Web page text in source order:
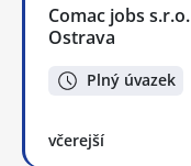
Comac jobs s.r.o.
Ostrava
Plný úvazek
včerejší